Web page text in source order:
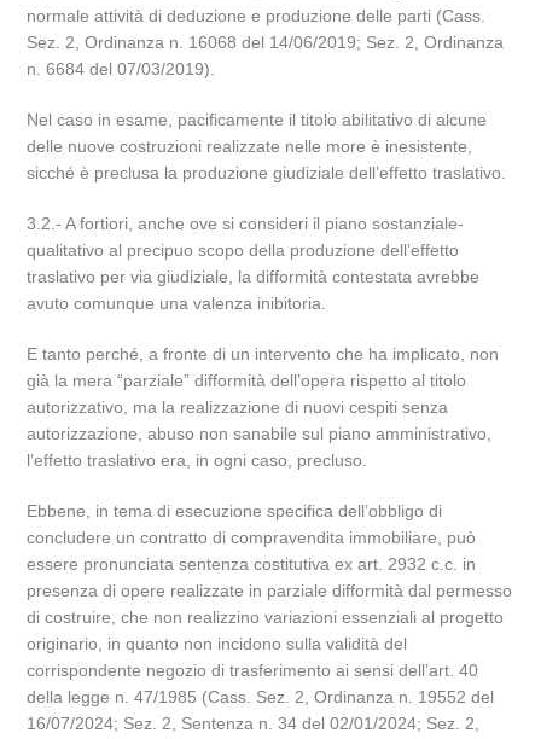
normale attività di deduzione e produzione delle parti (Cass.
Sez. 2, Ordinanza n. 16068 del 14/06/2019; Sez. 2, Ordinanza
n. 6684 del 07/03/2019).
Nel caso in esame, pacificamente il titolo abilitativo di alcune
delle nuove costruzioni realizzate nelle more è inesistente,
sicché è preclusa la produzione giudiziale dell’effetto traslativo.
3.2.- A fortiori, anche ove si consideri il piano sostanziale-
qualitativo al precipuo scopo della produzione dell’effetto
traslativo per via giudiziale, la difformità contestata avrebbe
avuto comunque una valenza inibitoria.
E tanto perché, a fronte di un intervento che ha implicato, non
già la mera “parziale” difformità dell’opera rispetto al titolo
autorizzativo, ma la realizzazione di nuovi cespiti senza
autorizzazione, abuso non sanabile sul piano amministrativo,
l’effetto traslativo era, in ogni caso, precluso.
Ebbene, in tema di esecuzione specifica dell’obbligo di
concludere un contratto di compravendita immobiliare, può
essere pronunciata sentenza costitutiva ex art. 2932 c.c. in
presenza di opere realizzate in parziale difformità dal permesso
di costruire, che non realizzino variazioni essenziali al progetto
originario, in quanto non incidono sulla validità del
corrispondente negozio di trasferimento ai sensi dell’art. 40
della legge n. 47/1985 (Cass. Sez. 2, Ordinanza n. 19552 del
16/07/2024; Sez. 2, Sentenza n. 34 del 02/01/2024; Sez. 2,